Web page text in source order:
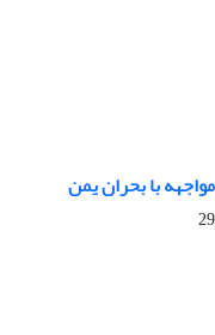
با بحران یمن